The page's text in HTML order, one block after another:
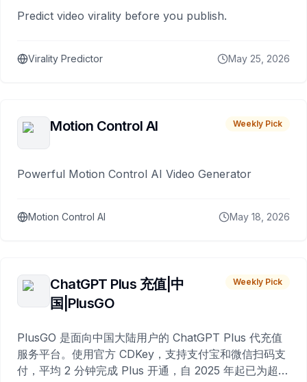
Predict video virality before you publish.
Virality Predictor May 25, 2026
Motion Control AI Weekly Pick
Powerful Motion Control AI Video Generator
Motion Control AI May 18, 2026
ChatGPT Plus 充值|中
国|PlusGO
Weekly Pick
PlusGO 是面向中国大陆用户的 ChatGPT Plus 代充值
服务平台。使用官方 CDKey，支持支付宝和微信扫码支
付，平均 2 分钟完成 Plus 开通，自 2025 年起已为超过